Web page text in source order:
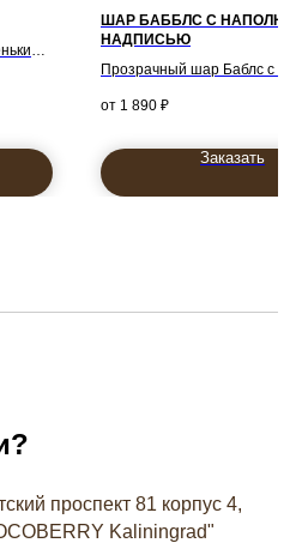
ШАР БАББЛС С
НАДПИСЬЮ
Прозрачный шар Баблс с
надписью.
1 890 ₽
Заказать
проспект 81 корпус 4,
Kaliningrad"